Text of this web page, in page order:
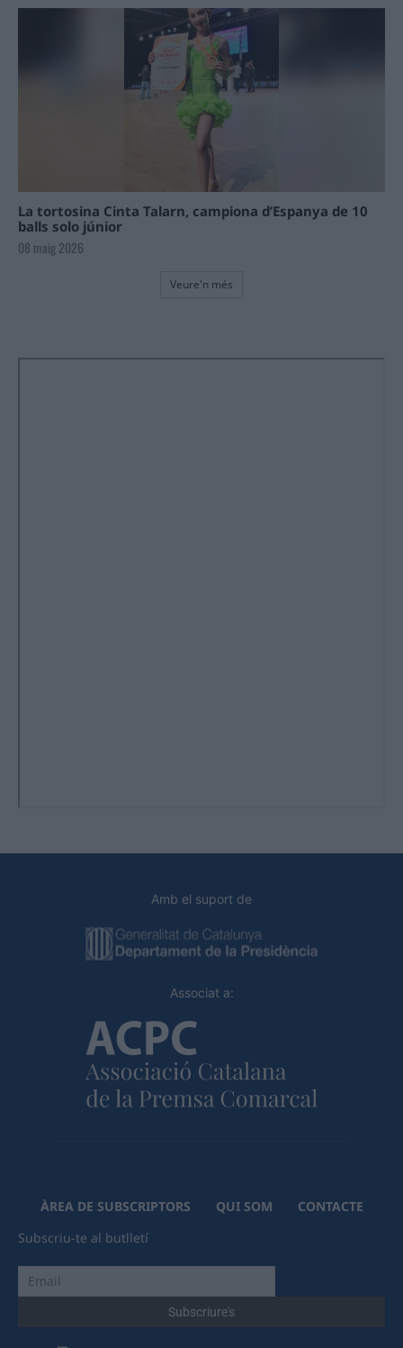
La tortosina Cinta Talarn, campiona d’Espanya de 10
balls solo júnior
08 maig 2026
Veure'n més
Amb el suport de
Associat a:
ÀREA DE SUBSCRIPTORS QUI SOM
CONTACTE
Subscriu-te al butlletí